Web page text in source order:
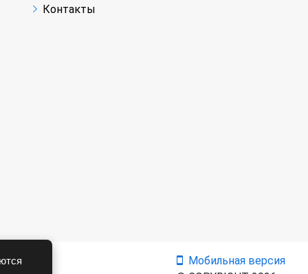
Контакты
Мобильная версия